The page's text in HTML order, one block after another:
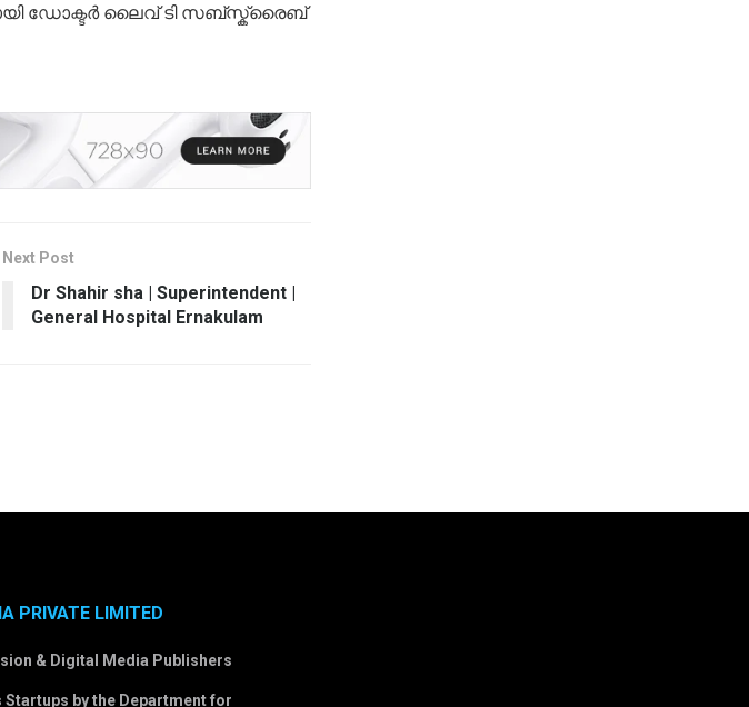
ഡോക്ടർ ലൈവ് ടി സബ്സ്ക്രൈബ്
Next Post
Dr Shahir sha | Superintendent |
General Hospital Ernakulam
PRIVATE LIMITED
& Digital Media Publishers
by the Department for